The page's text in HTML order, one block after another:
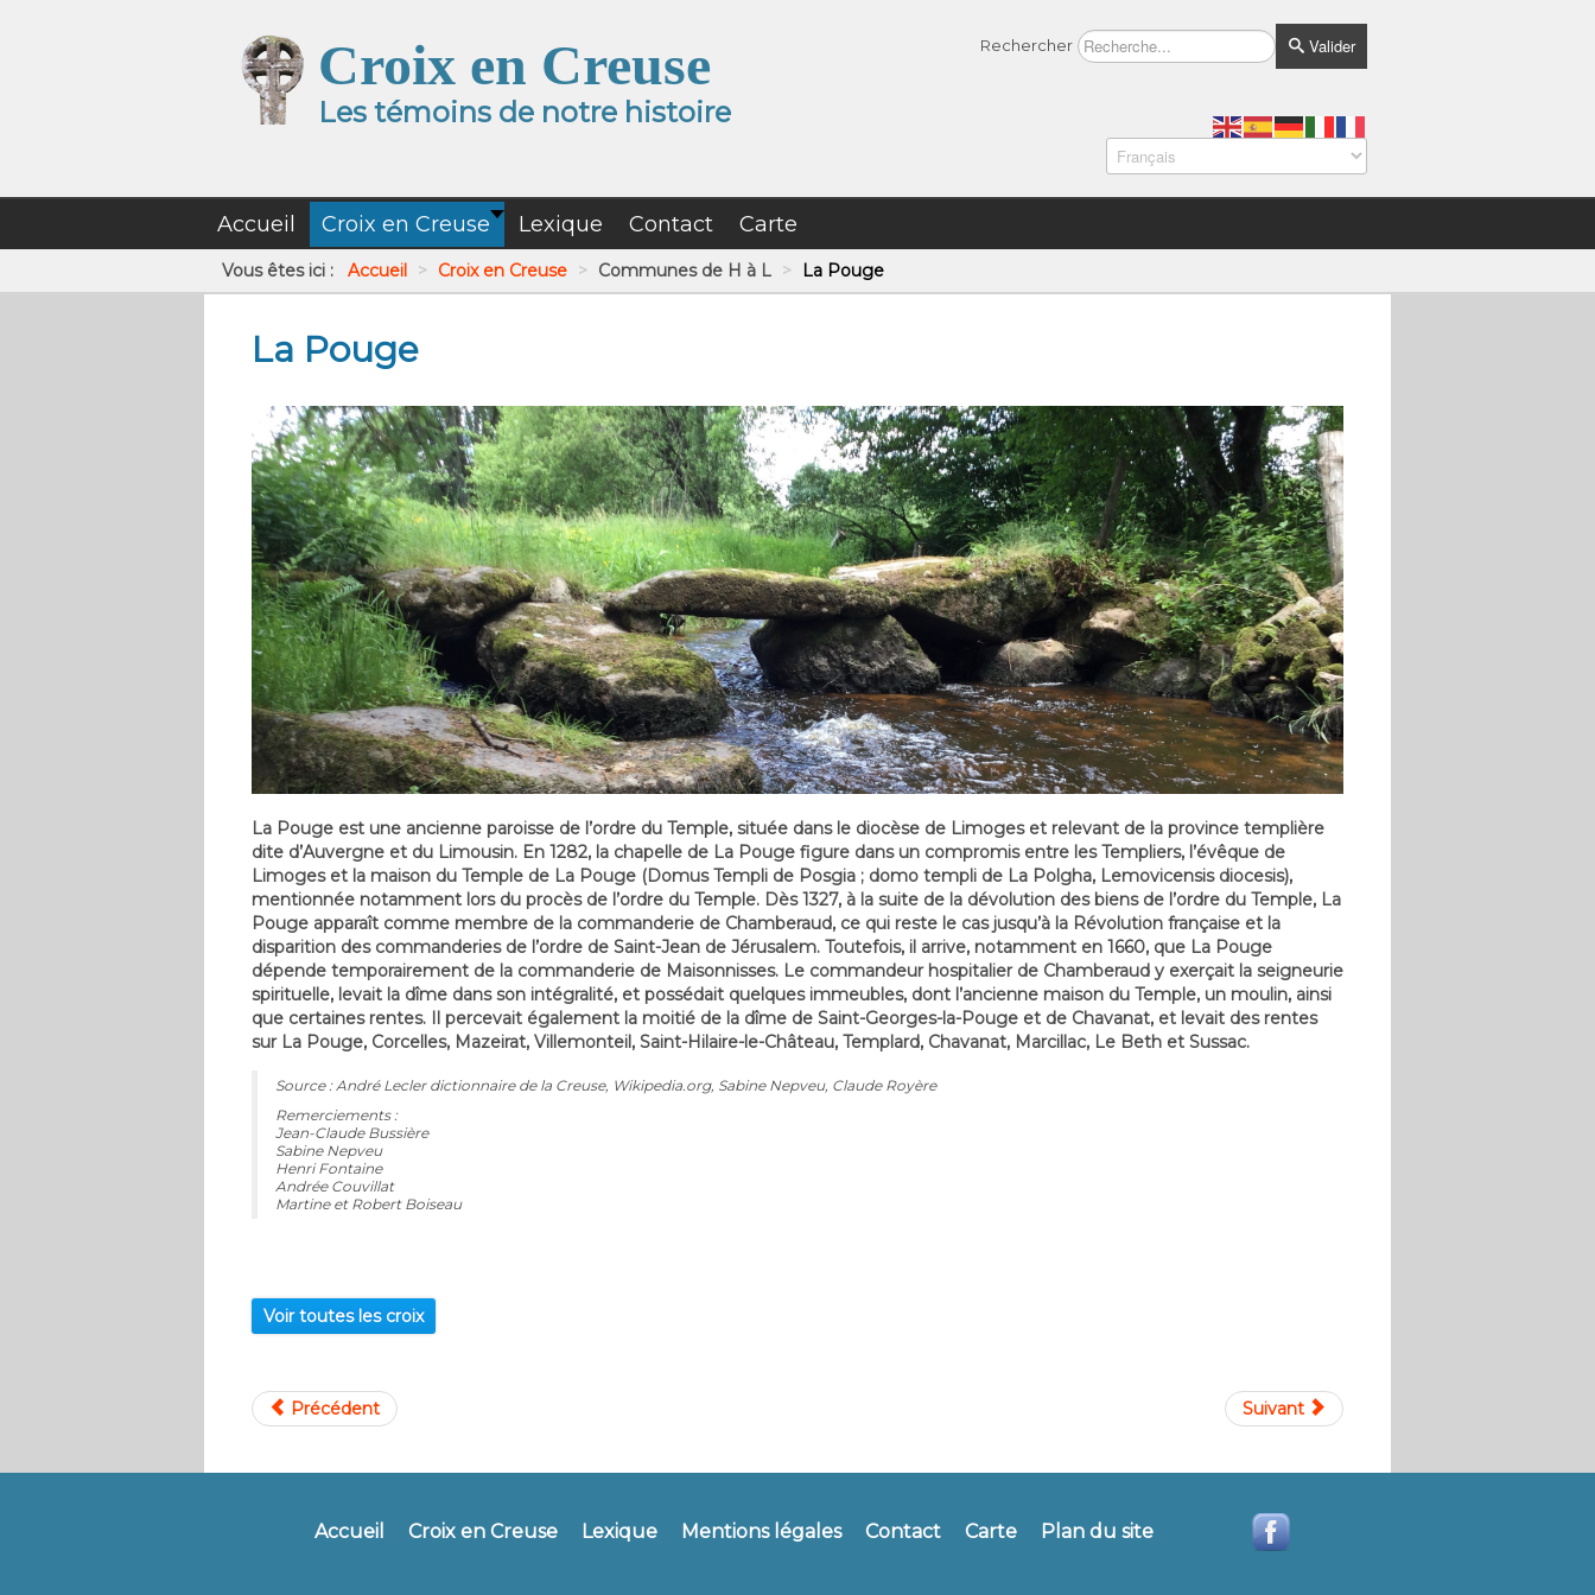
Croix en Creuse
Les témoins de notre histoire
Rechercher Valider
Accueil Croix en Creuse Lexique Contact Carte
Vous êtes ici : Accueil > Croix en Creuse > Communes de H à L > La Pouge
La Pouge
La Pouge est une ancienne paroisse de l’ordre du Temple, située dans le diocèse de Limoges et relevant de la province templière
dite d’Auvergne et du Limousin. En 1282, la chapelle de La Pouge figure dans un compromis entre les Templiers, l’évêque de
Limoges et la maison du Temple de La Pouge (Domus Templi de Posgia ; domo templi de La Polgha, Lemovicensis diocesis),
mentionnée notamment lors du procès de l’ordre du Temple. Dès 1327, à la suite de la dévolution des biens de l’ordre du Temple, La
Pouge apparaît comme membre de la commanderie de Chamberaud, ce qui reste le cas jusqu’à la Révolution française et la
disparition des commanderies de l’ordre de Saint-Jean de Jérusalem. Toutefois, il arrive, notamment en 1660, que La Pouge
dépende temporairement de la commanderie de Maisonnisses. Le commandeur hospitalier de Chamberaud y exerçait la seigneurie
spirituelle, levait la dîme dans son intégralité, et possédait quelques immeubles, dont l’ancienne maison du Temple, un moulin, ainsi
que certaines rentes. Il percevait également la moitié de la dîme de Saint-Georges-la-Pouge et de Chavanat, et levait des rentes
sur La Pouge, Corcelles, Mazeirat, Villemonteil, Saint-Hilaire-le-Château, Templard, Chavanat, Marcillac, Le Beth et Sussac.
Source : André Lecler dictionnaire de la Creuse, Wikipedia.org, Sabine Nepveu, Claude Royère
Remerciements :
Jean-Claude Bussière
Sabine Nepveu
Henri Fontaine
Andrée Couvillat
Martine et Robert Boiseau
Voir toutes les croix
Précédent Suivant
Accueil Croix en Creuse Lexique Mentions légales Contact Carte Plan du site